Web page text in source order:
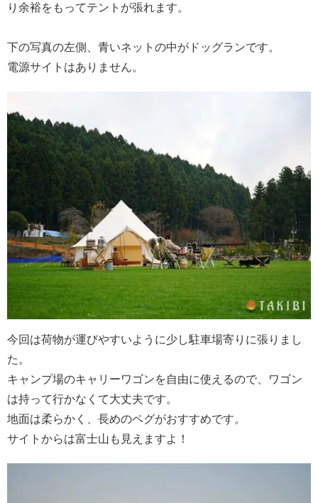
り余裕をもってテントが張れます。
下の写真の左側、青いネットの中がドッグランです。
電源サイトはありません。
今回は荷物が運びやすいように少し駐車場寄りに張りまし
た。
キャンプ場のキャリーワゴンを自由に使えるので、ワゴン
は持って行かなくて大丈夫です。
地面は柔らかく、長めのペグがおすすめです。
サイトからは富士山も見えますよ！